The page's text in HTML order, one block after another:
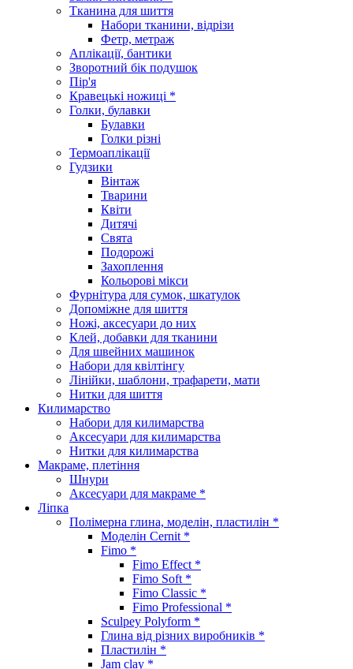
Тканина для шиття
Набори тканини, відрізи
Фетр, метраж
Аплікації, бантики
Зворотний бік подушок
Пір'я
Кравецькі ножиці *
Голки, булавки
Булавки
Голки різні
Термоаплікації
Гудзики
Вінтаж
Тварини
Квіти
Дитячі
Свята
Подорожі
Захоплення
Кольорові мікси
Фурнітура для сумок, шкатулок
Допоміжне для шиття
Ножі, аксесуари до них
Клей, добавки для тканини
Для швейних машинок
Набори для квілтінгу
Лінійки, шаблони, трафарети, мати
Нитки для шиття
Килимарство
Набори для килимарства
Аксесуари для килимарства
Нитки для килимарства
Макраме, плетіння
Шнури
Аксесуари для макраме *
Ліпка
Полімерна глина, моделін, пластилін *
Моделін Cernit *
Fimo *
Fimo Effect *
Fimo Soft *
Fimo Classic *
Fimo Professional *
Sculpey Polyform *
Глина від різних виробників *
Пластилін *
Jam clay *